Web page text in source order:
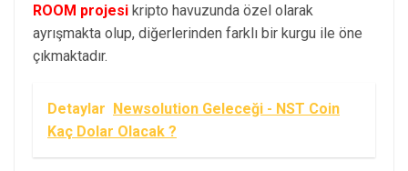
ROOM projesi kripto havuzunda özel olarak
ayrışmakta olup, diğerlerinden farklı bir kurgu ile öne
çıkmaktadır.
Detaylar Newsolution Geleceği - NST Coin
Kaç Dolar Olacak ?